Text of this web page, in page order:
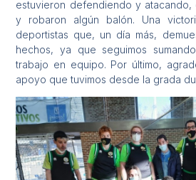
estuvieron defendiendo y
y robaron algún balón. Una
deportistas que, un día más,
hechos, ya que seguimos
trabajo en equipo. Por último,
apoyo que tuvimos desde la grada